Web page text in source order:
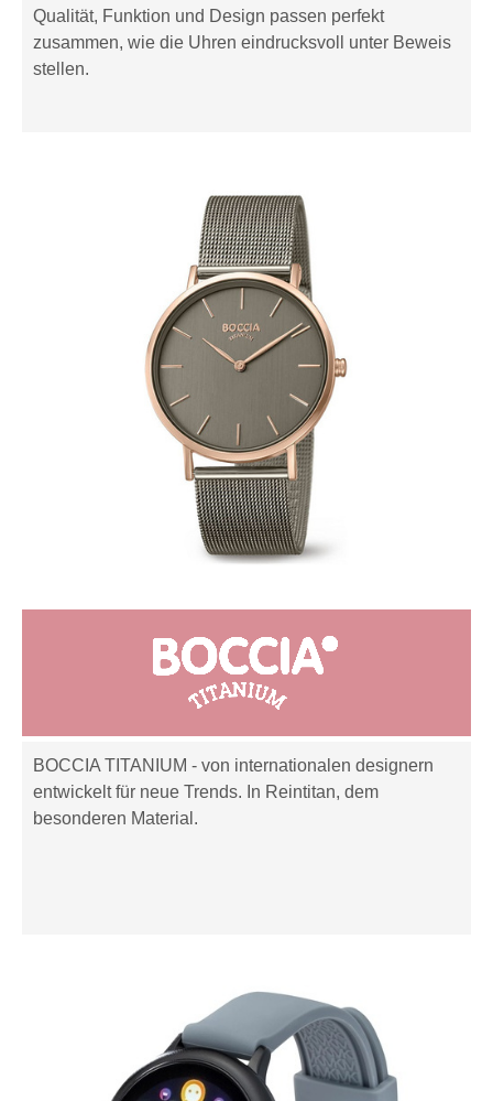
Qualität, Funktion und Design passen perfekt
zusammen, wie die Uhren eindrucksvoll unter Beweis
stellen.
BOCCIA TITANIUM - von internationalen designern
entwickelt für neue Trends. In Reintitan, dem
besonderen Material.